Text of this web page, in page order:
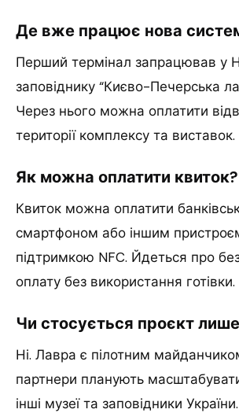
Де вже працює нова
Перший термінал запрацював у
заповіднику “Києво-Печерська
Через нього можна оплатити
території комплексу та виставок.
Як можна оплатити квиток?
Квиток можна оплатити
смартфоном або іншим
підтримкою NFC. Йдеться про
оплату без використання готівки.
Чи стосується проєкт
Ні. Лавра є пілотним
партнери планують
інші музеї та заповідники України.